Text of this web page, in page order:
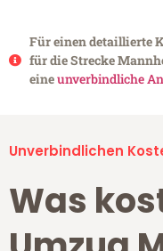
Für einen detaillierte
für die Strecke
eineunverbindliche
Unverbindlichen
Was